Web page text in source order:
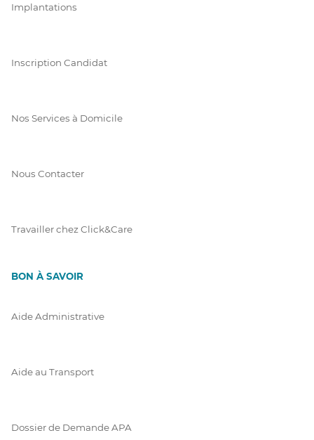
Implantations
Inscription Candidat
Nos Services à Domicile
Nous Contacter
Travailler chez Click&Care
BON À SAVOIR
Aide Administrative
Aide au Transport
Dossier de Demande APA